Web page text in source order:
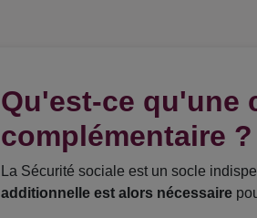
Qu'est-ce qu'une
complémentaire ?
La Sécurité sociale est un socle
additionnelle est alors nécessaire